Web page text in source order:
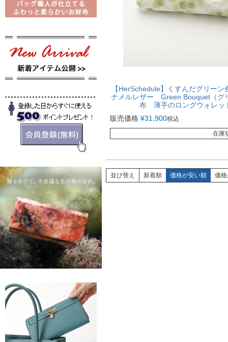
【HerSchedule】くすんだグリー
ナメルレザー Green Bouquet（
布 薄手のロングウォレ
販売価格 ¥31,900税込
在庫
並び替え 新着順 価格が安い順 価